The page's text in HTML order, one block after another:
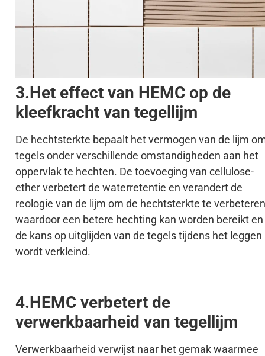
3.Het effect van HEMC op de
kleefkracht van tegellijm
De hechtsterkte bepaalt het vermogen van de lijm
tegels onder verschillende omstandigheden aan het
oppervlak te hechten. De toevoeging van cellulose-
ether verbetert de waterretentie en verandert de
reologie van de lijm om de hechtsterkte te
waardoor een betere hechting kan worden bereikt en
de kans op uitglijden van de tegels tijdens het leggen
wordt verkleind.
4.HEMC verbetert de
verwerkbaarheid van tegellijm
Verwerkbaarheid verwijst naar het gemak waarmee